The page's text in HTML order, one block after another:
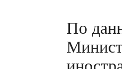
По